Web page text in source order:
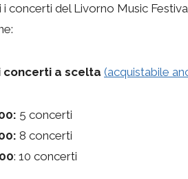
concerti del Livorno Music
concerti a scelta (acquistabile
: 5 concerti
8 concerti
: 10 concerti